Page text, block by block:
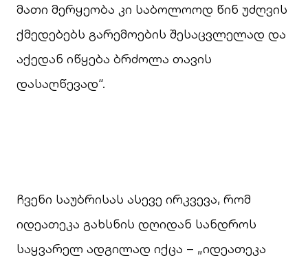
მათი მერყეობა კი საბოლოოდ წინ უძღვის
ქმედებებს გარემოების შესაცვლელად და
აქედან იწყება ბრძოლა თავის
დასაღწევად“.
ჩვენი საუბრისას ასევე ირკვევა, რომ
იდეათეკა გახსნის დღიდან სანდროს
საყვარელ ადგილად იქცა – „იდეათეკა